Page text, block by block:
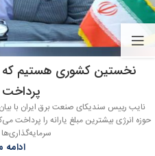
نخستین کشوری هستیم که
نایب رییس سندیکای صنعت برق ایران با
حوزه انرژی بیشترین مبلغ یارانه را پرداخت